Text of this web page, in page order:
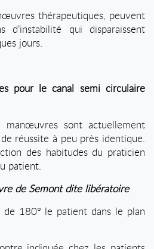
thérapeutiques, peuvent
d’instabilité qui disparaissent
jours.
pour le canal semi circulaire
sont actuellement
réussite à peu près identique.
des habitudes du praticien
patient.
de Semont dite libératoire
de 180° le patient dans le plan